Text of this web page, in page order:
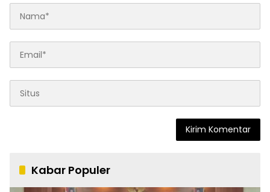
Kabar Populer